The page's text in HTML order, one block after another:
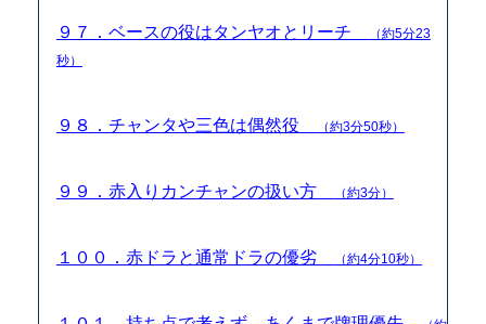
９７．ベースの役はタンヤオとリーチ
（約5分23
秒）
９８．チャンタや三色は偶然役 （約3分50秒）
９９．赤入りカンチャンの扱い方 （約3分）
１００．赤ドラと通常ドラの優劣 （約4分10秒）